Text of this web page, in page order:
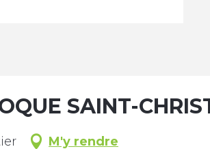
SAINT-
M'y rendre